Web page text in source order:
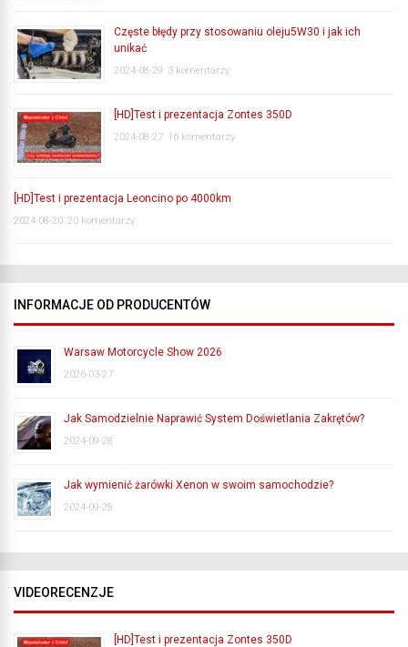
Częste błędy przy stosowaniu oleju5W30 i jak ich
unikać
2024-08-29 3 komentarzy
[HD]Test i prezentacja Zontes 350D
2024-08-27 16 komentarzy
[HD]Test i prezentacja Leoncino po 4000km
2024-08-20 20 komentarzy
INFORMACJE OD PRODUCENTÓW
Warsaw Motorcycle Show 2026
2026-03-27
Jak Samodzielnie Naprawić System Doświetlania Zakrętów?
2024-09-28
Jak wymienić żarówki Xenon w swoim samochodzie?
2024-09-28
VIDEORECENZJE
[HD]Test i prezentacja Zontes 350D